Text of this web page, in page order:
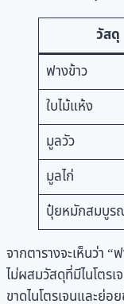
วัสดุ
ฟางข้าว
ใบไม้แห้ง
มูลวัว
มูลไก่
ปุ๋ยหมักสมบูร
จากตารางจะเห็นว่า
ไม่ผสมวัสดุที่มีไนโตร
ขาดไนโตรเจนและย่